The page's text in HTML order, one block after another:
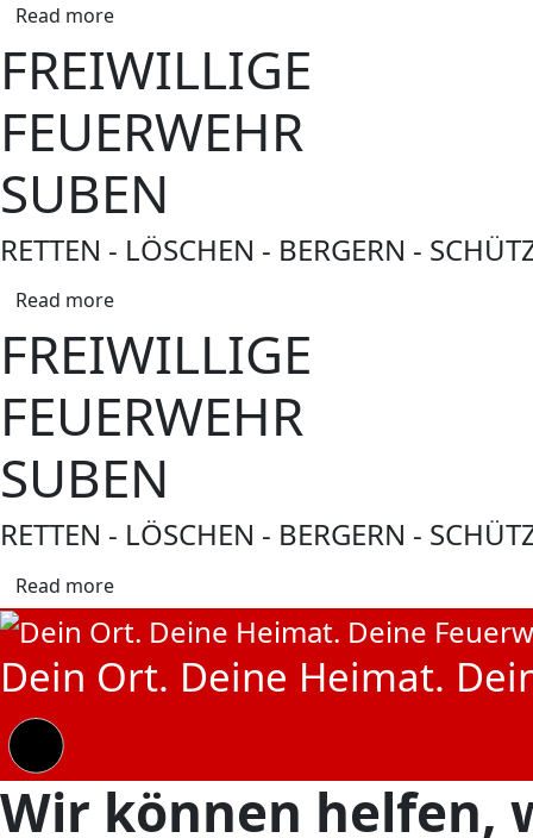
Read more
FREIWILLIGE
FEUERWEHR
SUBEN
RETTEN - LÖSCHEN - BERGERN -
Read more
FREIWILLIGE
FEUERWEHR
SUBEN
RETTEN - LÖSCHEN - BERGERN -
Read more
Dein Ort. Deine Heimat.
Wir können helfen,